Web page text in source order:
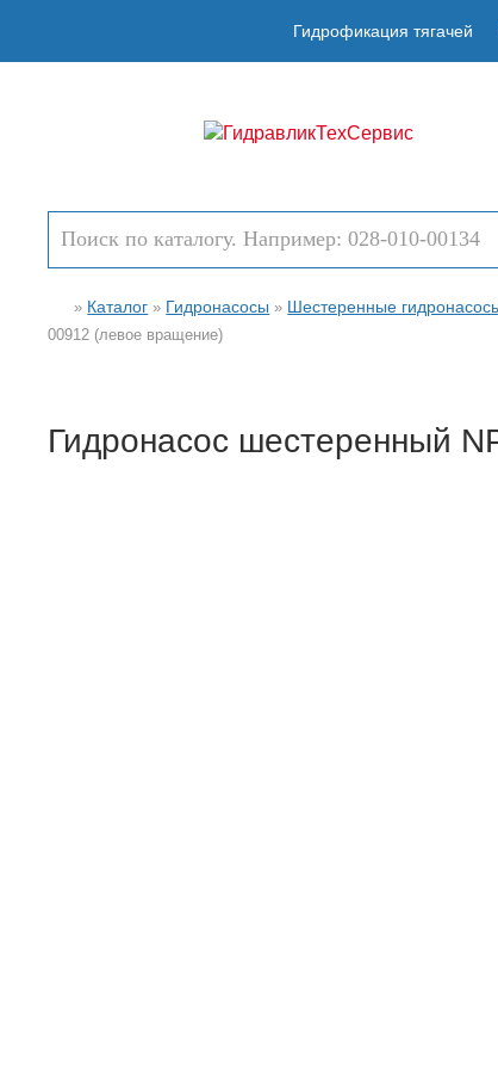
Гидрофикация тягачей
» Каталог » Гидронасосы » Шестеренные
00912 (левое вращение)
Гидронасос шестеренный